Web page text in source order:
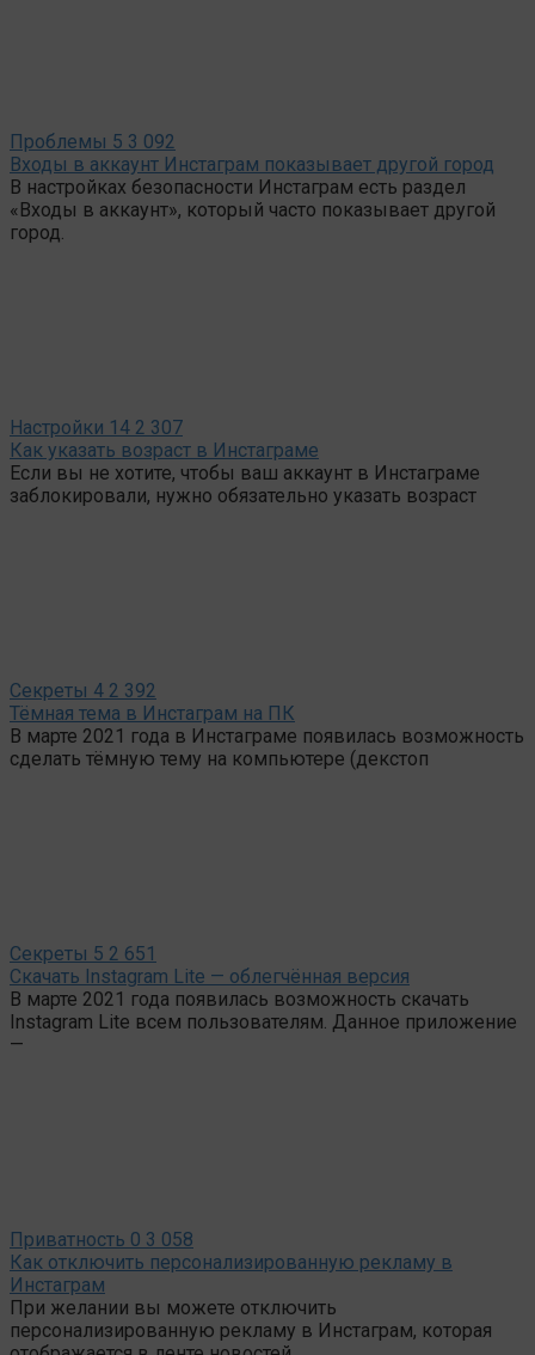
Проблемы 5 3 092
Входы в аккаунт Инстаграм показывает другой город
В настройках безопасности Инстаграм есть раздел
«Входы в аккаунт», который часто показывает другой
город.
Настройки 14 2 307
Как указать возраст в Инстаграме
Если вы не хотите, чтобы ваш аккаунт в Инстаграме
заблокировали, нужно обязательно указать возраст
Секреты 4 2 392
Тёмная тема в Инстаграм на ПК
В марте 2021 года в Инстаграме появилась возможность
сделать тёмную тему на компьютере (декстоп
Секреты 5 2 651
Скачать Instagram Lite — облегчённая версия
В марте 2021 года появилась возможность скачать
Instagram Lite всем пользователям. Данное приложение
—
Приватность 0 3 058
Как отключить персонализированную рекламу в
Инстаграм
При желании вы можете отключить
персонализированную рекламу в Инстаграм, которая